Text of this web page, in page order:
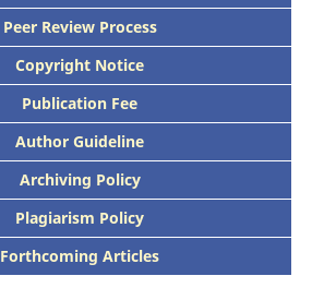
Peer Review Process
Copyright Notice
Publication Fee
Author Guideline
Archiving Policy
Plagiarism Policy
Forthcoming Articles